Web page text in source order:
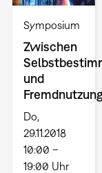
Symposium
Zwischen
und
Do,
29.11.2018
10:00 –
19:00 Uhr